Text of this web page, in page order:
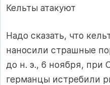
Кельты атакуют
Надо сказать, что
наносили страшные
до н. э., 6 ноября, при
германцы истребили